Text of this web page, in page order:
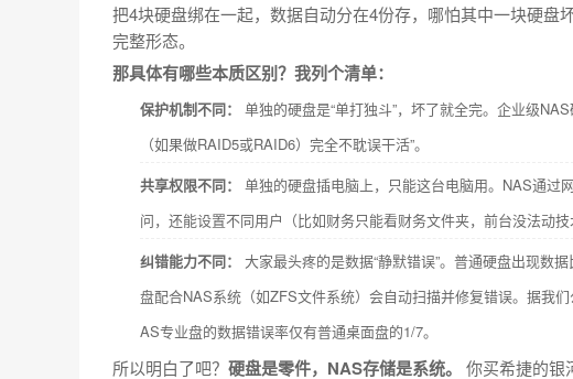
把4块硬盘绑在一起，数据自动分在4份存，哪怕其中一块硬盘
完整形态。
那具体有哪些本质区别？我列个清单：
保护机制不同：
单独的硬盘是“单打独斗”，坏了就全完。企业级
（如果做RAID5或RAID6）完全不耽误干活”。
共享权限不同：
单独的硬盘插电脑上，只能这台电脑用。NAS通过
问，还能设置不同用户（比如财务只能看财务文件夹，前台没法动技
纠错能力不同：
大家最头疼的是数据“静默错误”。普通硬盘出现数
盘配合NAS系统（如ZFS文件系统）会自动扫描并修复错误。据我
AS专业盘的数据错误率仅有普通桌面盘的1/7。
所以明白了吧？ 硬盘是零件，NAS存储是系统。
你买希捷的银